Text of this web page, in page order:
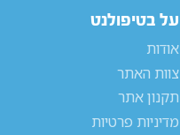
על בטיפולנט
אודות
צוות האתר
תקנון אתר
מדיניות פרטיות